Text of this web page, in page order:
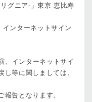
グニア-」東京 恵比寿
インターネットサイン
、インターネットサイ
等に関しましては、
告となります。